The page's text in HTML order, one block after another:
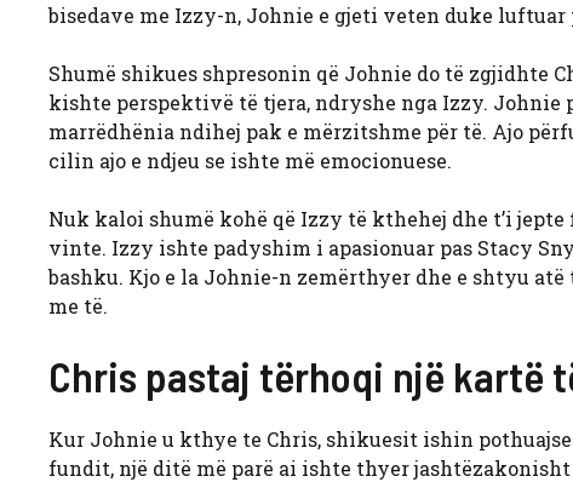
bisedave me Izzy-n, Johnie e gjeti veten duke luftuar
Shumë shikues shpresonin që Johnie do të zgjidhte
kishte perspektivë të tjera, ndryshe nga Izzy. Johnie
marrëdhënia ndihej pak e mërzitshme për të. Ajo
cilin ajo e ndjeu se ishte më emocionuese.
Nuk kaloi shumë kohë që Izzy të kthehej dhe t’i
vinte. Izzy ishte padyshim i apasionuar pas Stacy
bashku. Kjo e la Johnie-n zemërthyer dhe e shtyu
me të.
Chris pastaj tërhoqi një kartë
Kur Johnie u kthye te Chris, shikuesit ishin
fundit, një ditë më parë ai ishte thyer